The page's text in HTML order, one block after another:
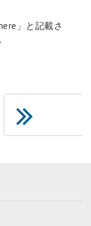
」と記載さ